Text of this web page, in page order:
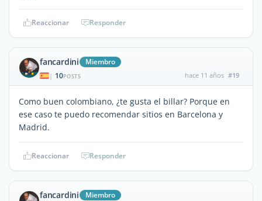
Reaccionar Responder
fancardini Miembro
| 10POSTS hace 11 años #19
Como buen colombiano, ¿te gusta el billar? Porque en
ese caso te puedo recomendar sitios en Barcelona y
Madrid.
Reaccionar Responder
fancardini Miembro